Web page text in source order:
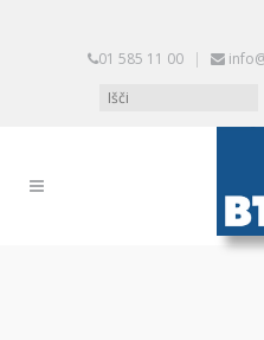
01 585 11 00 |